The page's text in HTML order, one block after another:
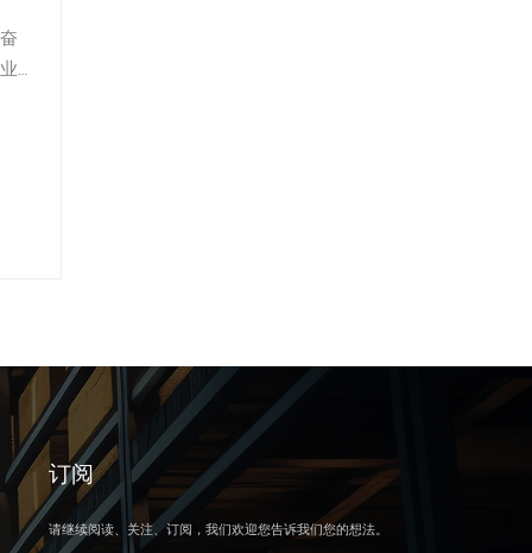
订阅
请继续阅读、关注、订阅，我们欢迎您告诉我们您的想法。